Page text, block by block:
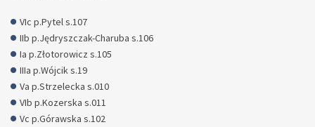
VIc p.Pytel s.107
IIb p.Jędryszczak-Charuba s.106
Ia p.Złotorowicz s.105
IIIa p.Wójcik s.19
Va p.Strzelecka s.010
VIb p.Kozerska s.011
Vc p.Górawska s.102